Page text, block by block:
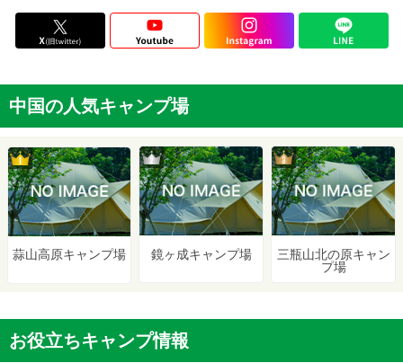
中国の人気キャンプ場
1位
蒜山高原キャンプ場
2位
鏡ヶ成キャンプ場
3位
三瓶山北の原キャン
プ場
お役立ちキャンプ情報